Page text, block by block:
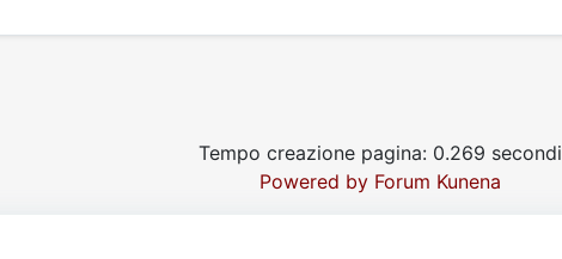
Tempo creazione pagina: 0.269 secondi
Powered by Forum Kunena